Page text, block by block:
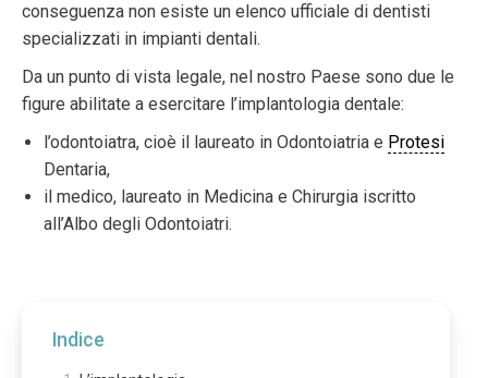
conseguenza non esiste un elenco ufficiale di dentisti
specializzati in impianti dentali.
Da un punto di vista legale, nel nostro Paese sono due le
figure abilitate a esercitare l’implantologia dentale:
l’odontoiatra, cioè il laureato in Odontoiatria e Protesi
Dentaria,
il medico, laureato in Medicina e Chirurgia iscritto
all’Albo degli Odontoiatri.
Indice